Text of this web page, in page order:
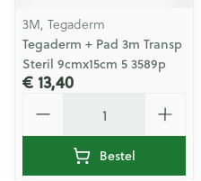
3M, Tegaderm
Tegaderm + Pad 3m Transp
Steril 9cmx15cm 5 3589p
€ 13,40
Bestel